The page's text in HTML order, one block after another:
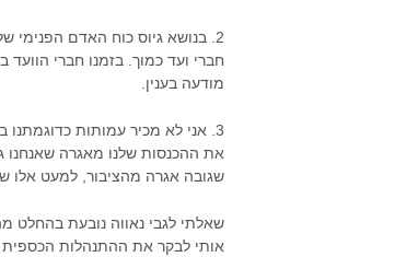
2. בנושא גיוס כוח האדם
חברי ועד כמוך. בזמנו חברי
מודעה בענין.
3. אני לא מכיר עמותות
את ההכנסות שלנו מאגרה שאנחנו
שגובה אגרה מהציבור, למעט אלו
שאלתי לגבי נאווה נובעת בהחלט
אותי לבקר את ההתנהלות הכספית